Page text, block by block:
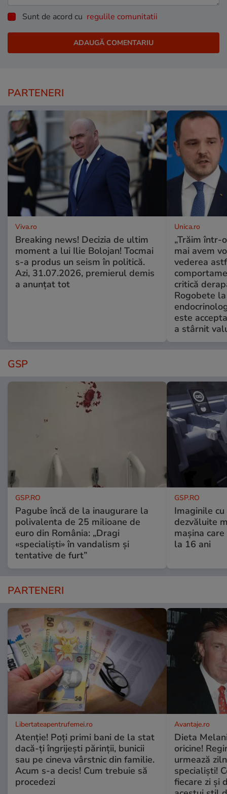
Sunt de acord cu regulile comunitatii
PARTENERI
Viva.ro
Breaking news! Decizia de ultim
moment a lui Ilie Bolojan! Tocmai
s-a produs un seism în politică.
Azi, 31.07.2026, premierul demis
a anunțat tot
Unica.ro
„Trăim într-
mai avem
vederea
critică
Rogobete
este
a stârnit
GSP
GSP.RO
Pagube încă de la inaugurare la
polivalenta de 25 milioane de
euro din România: „Dragi
«specialiști» în vandalism și
tentative de furt”
GSP.RO
Imaginile
dezvăluite
mașina
la 16 ani
PARTENERI
Libertateapentrufemei.ro
Atenție! Poți primi bani de la stat
dacă-ți îngrijești părinții, bunicii
sau pe cineva vârstnic din familie.
Acum s-a decis! Cum trebuie să
procedezi
Avantaje.ro
Dieta
oricine!
urmează
specialiști!
fiecare zi și